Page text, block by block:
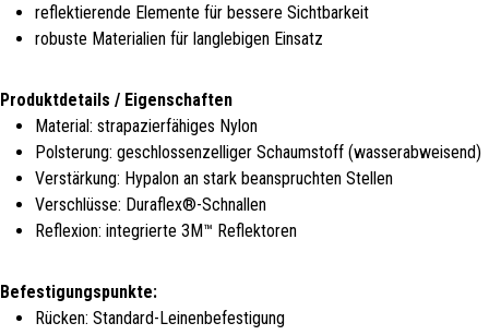
reflektierende Elemente für bessere Sichtbarkeit
robuste Materialien für langlebigen Einsatz
Produktdetails / Eigenschaften
Material: strapazierfähiges Nylon
Polsterung: geschlossenzelliger Schaumstoff (wasserabweisend)
Verstärkung: Hypalon an stark beanspruchten Stellen
Verschlüsse: Duraflex®-Schnallen
Reflexion: integrierte 3M™ Reflektoren
Befestigungspunkte:
Rücken: Standard-Leinenbefestigung